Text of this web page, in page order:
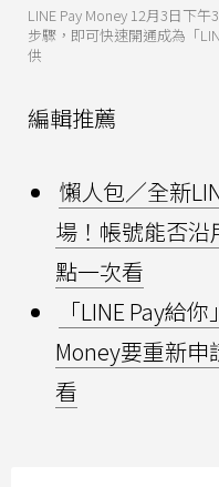
LINE Pay Money 12月3日下
步驟，即可快速開通成為「
供
編輯推薦
懶人包／全新
場！帳號能否
點一次看
「LINE Pay給
Money要重新
看